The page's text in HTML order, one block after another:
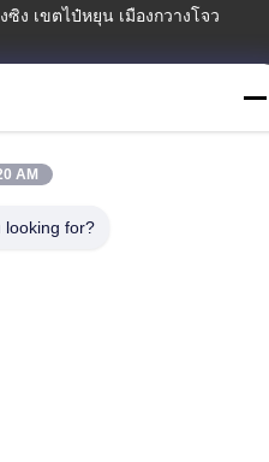
ง เขตไป๋หยุน เมืองกวางโจว
AM
looking for?